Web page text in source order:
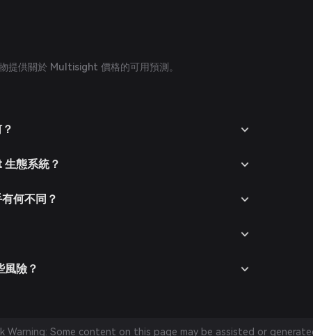
提供關於 Multisight 價格的可用預測。
態系統？
何不同？
險？
Warning: Some content on this page may be assisted or